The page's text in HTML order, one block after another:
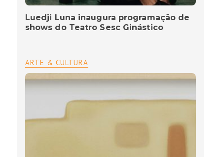
Luedji Luna inaugura programação de
shows do Teatro Sesc Ginástico
ARTE & CULTURA